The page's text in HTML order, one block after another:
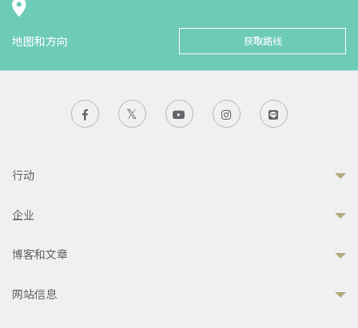
地图和方向 获取路线
行动
企业
博客和文章
网站信息